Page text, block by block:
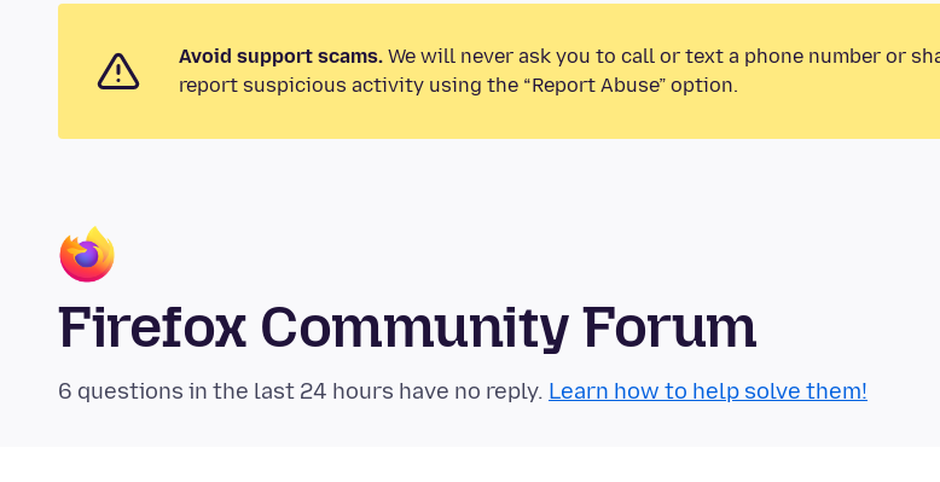
Avoid support scams. We will never ask you to call or text a phone number or
report suspicious activity using the “Report Abuse” option.
Firefox Community Forum
6 questions in the last 24 hours have no reply. Learn how to help solve them!